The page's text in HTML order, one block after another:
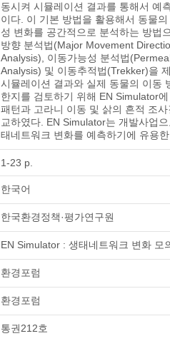
동시켜 시뮬레이션 결과를 통해서 예
이다. 이 기본 방법을 활용해서 동물
성 변화를 공간적으로 분석하는 방법
방향 분석법(Major Movement
Analysis), 이동가능성 분석법
Analysis) 및 이동추적법(Trekker)을
시뮬레이션 결과와 실제 동물의 이동
한지를 검토하기 위해 EN Simulator
패턴과 고라니 이동 및 삵의 흔적 조
교하였다. EN Simulator는 개발사업
태네트워크 변화를 예측하기에 유용
1-23 p.
한국어
한국환경정책·평가연구원
EN Simulator : 생태네트워크 변화 모
환경포럼
환경포럼
통권212호